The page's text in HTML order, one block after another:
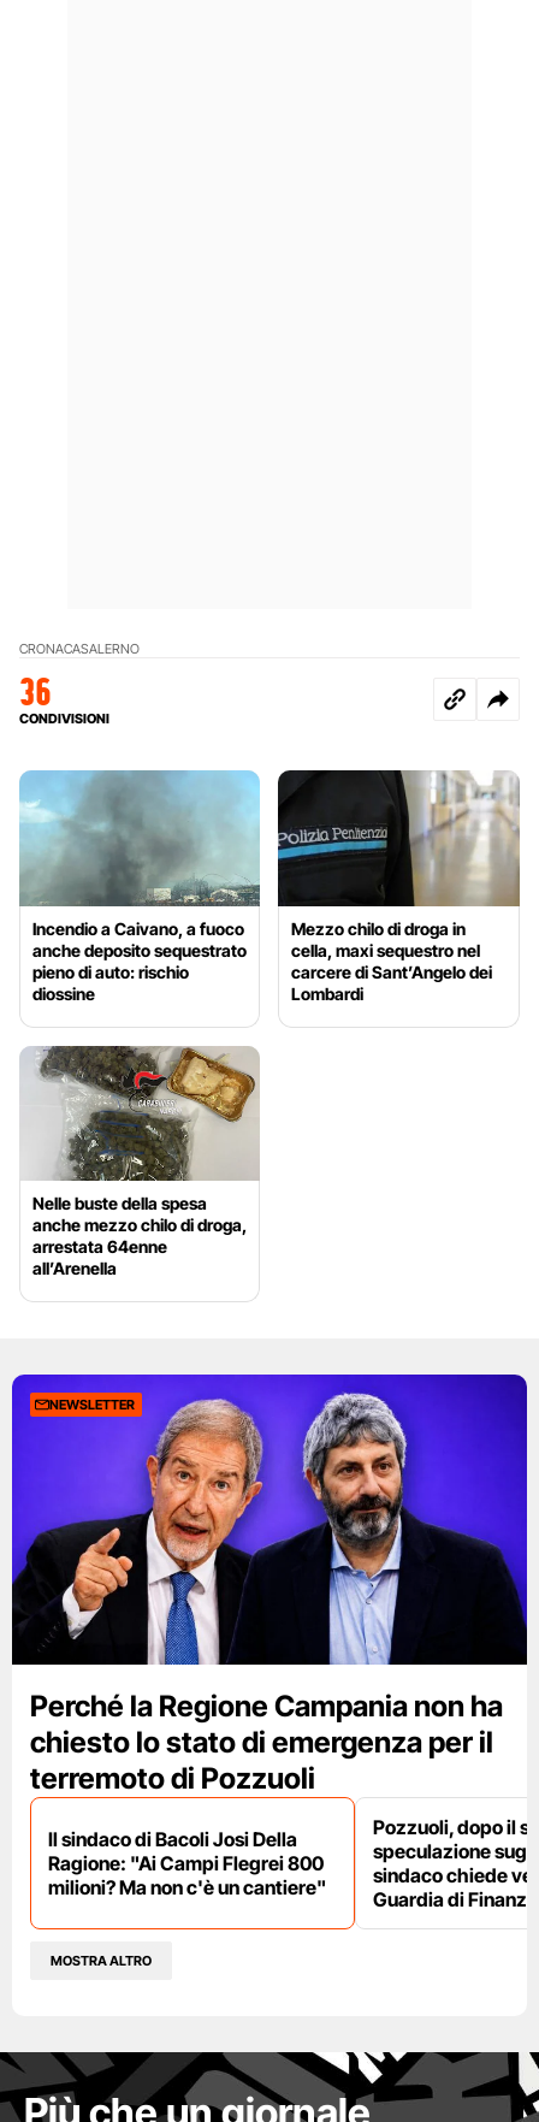
CRONACASALERNO
36
CONDIVISIONI
Incendio a Caivano, a fuoco
anche deposito sequestrato
pieno di auto: rischio
diossine
Mezzo chilo di droga in
cella, maxi sequestro nel
carcere di Sant’Angelo dei
Lombardi
Nelle buste della spesa
anche mezzo chilo di droga,
arrestata 64enne
all’Arenella
NEWSLETTER
Perché la Regione Campania non ha
chiesto lo stato di emergenza per il
terremoto di Pozzuoli
Il sindaco di Bacoli Josi Della
Ragione: "Ai Campi Flegrei 800
milioni? Ma non c'è un cantiere"
Pozzuoli, dopo il
speculazione
sindaco chiede
Guardia di Finanza
MOSTRA ALTRO